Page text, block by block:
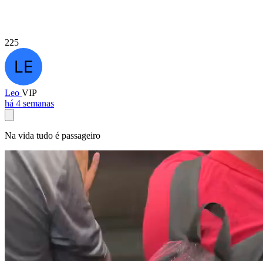
225
Leo VIP
há 4 semanas
Na vida tudo é passageiro